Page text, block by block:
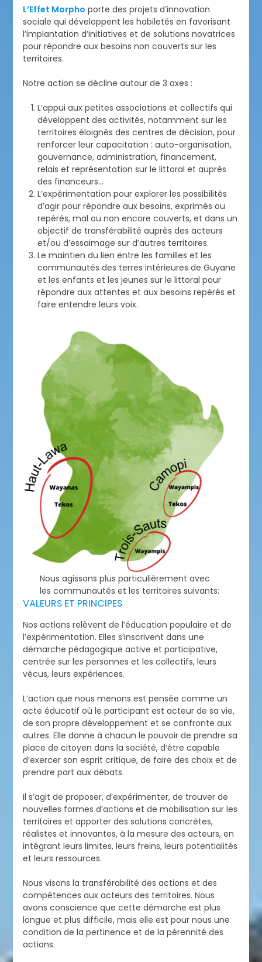
L’Effet Morpho porte des projets d’innovation
sociale qui développent les habiletés en favorisant
l’implantation d’initiatives et de solutions novatrices
pour répondre aux besoins non couverts sur les
territoires.
Notre action se décline autour de 3 axes :
L’appui aux petites associations et collectifs qui
développent des activités, notamment sur les
territoires éloignés des centres de décision, pour
renforcer leur capacitation : auto-organisation,
gouvernance, administration, financement,
relais et représentation sur le littoral et auprès
des financeurs…
L’expérimentation pour explorer les possibilités
d’agir pour répondre aux besoins, exprimés ou
repérés, mal ou non encore couverts, et dans un
objectif de transférabilité auprès des acteurs
et/ou d’essaimage sur d’autres territoires.
Le maintien du lien entre les familles et les
communautés des terres intérieures de Guyane
et les enfants et les jeunes sur le littoral pour
répondre aux attentes et aux besoins repérés et
faire entendre leurs voix.
Nous agissons plus particulièrement avec
les communautés et les territoires suivants:
VALEURS ET PRINCIPES
Nos actions relèvent de l’éducation populaire et de
l’expérimentation. Elles s’inscrivent dans une
démarche pédagogique active et participative,
centrée sur les personnes et les collectifs, leurs
vécus, leurs expériences.
L’action que nous menons est pensée comme un
acte éducatif où le participant est acteur de sa vie,
de son propre développement et se confronte aux
autres. Elle donne à chacun le pouvoir de prendre sa
place de citoyen dans la société, d’être capable
d’exercer son esprit critique, de faire des choix et de
prendre part aux débats.
Il s’agit de proposer, d’expérimenter, de trouver de
nouvelles formes d’actions et de mobilisation sur les
territoires et apporter des solutions concrètes,
réalistes et innovantes, à la mesure des acteurs, en
intégrant leurs limites, leurs freins, leurs potentialités
et leurs ressources.
Nous visons la transférabilité des actions et des
compétences aux acteurs des territoires. Nous
avons conscience que cette démarche est plus
longue et plus difficile, mais elle est pour nous une
condition de la pertinence et de la pérennité des
actions.